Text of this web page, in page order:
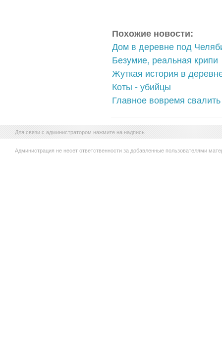
Похожие новости:
Дом в деревне под
Безумие, реальная крипи
Жуткая история в
Коты - убийцы
Главное вовремя
Для связи с администратором нажмите на надпись
Администрация не несет ответственности за добавленные пользователями